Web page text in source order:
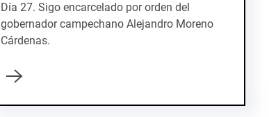
Día 27. Sigo encarcelado por orden del
gobernador campechano Alejandro Moreno
Cárdenas.